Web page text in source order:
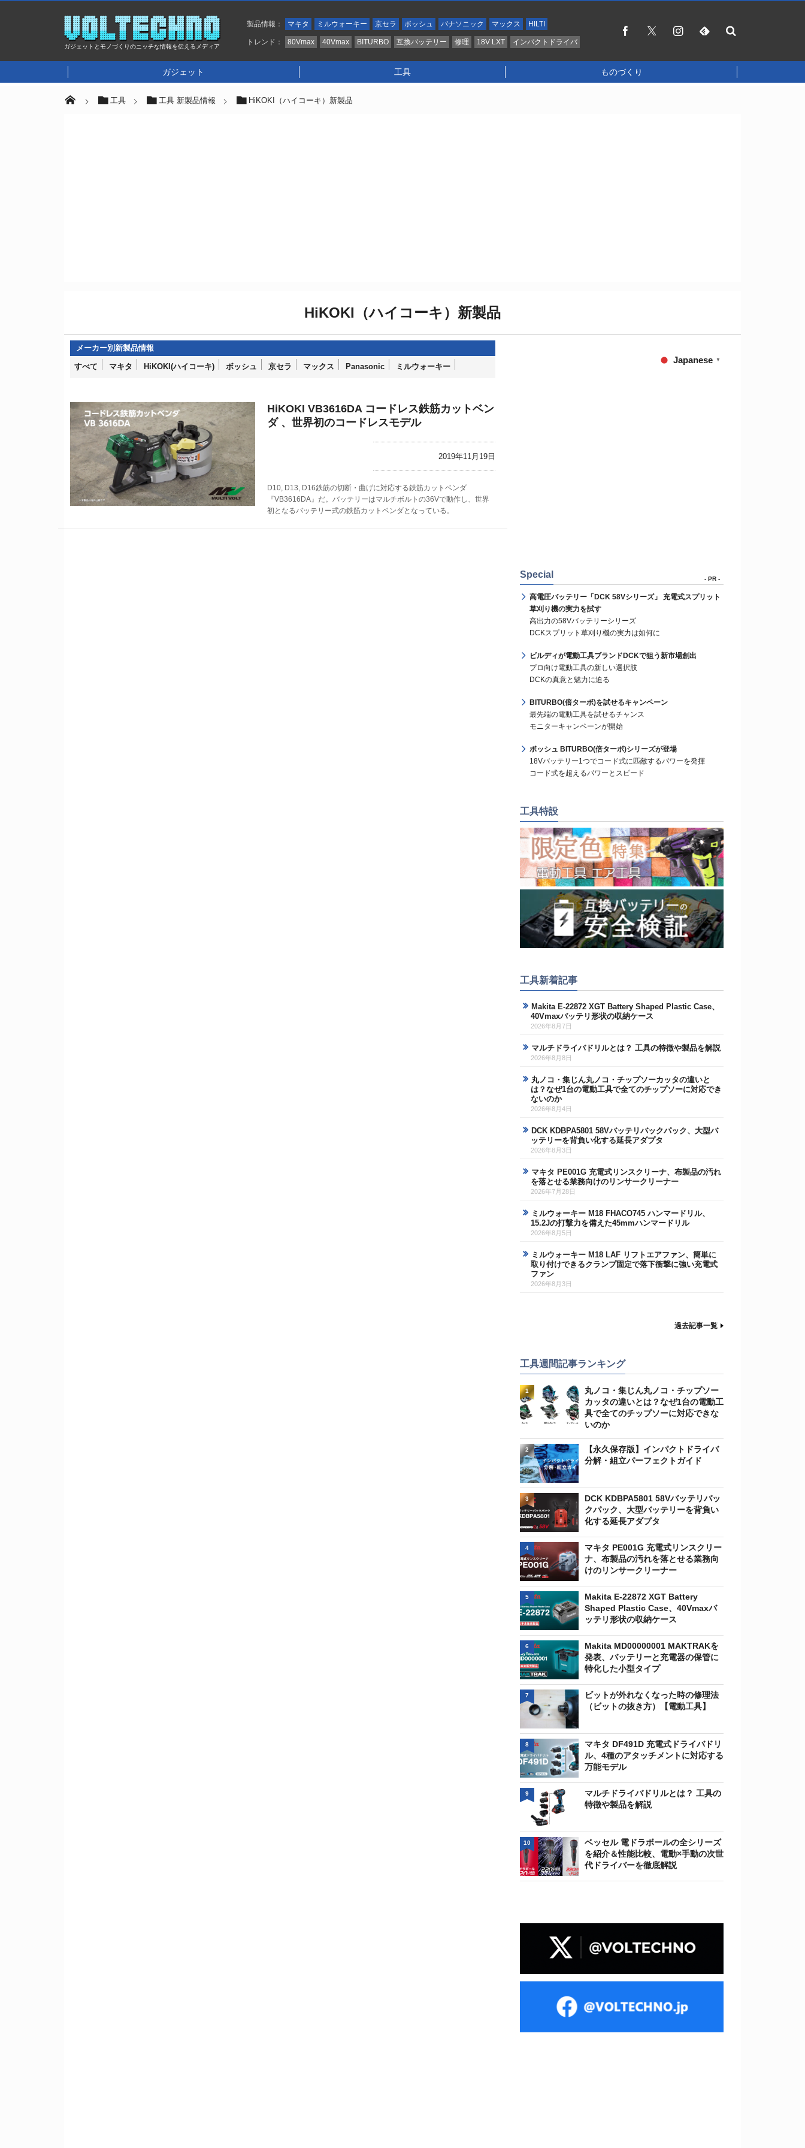
ガジェットとモノづくりのニッチな情報を伝えるメディア
製品情報： マキタ ミルウォーキー 京セラ ボッシュ パナソニック マックス HILTI
トレンド： 80Vmax 40Vmax BITURBO 互換バッテリー 修理 18V LXT インパクトドライバ
ガジェット 工具 ものづくり
工具 工具 新製品情報 HiKOKI（ハイコーキ）新製品
HiKOKI（ハイコーキ）新製品
すべて マキタ HiKOKI(ハイコーキ) ボッシュ 京セラ マックス Panasonic ミルウォーキー
HiKOKI VB3616DA コードレス鉄筋カットベン
ダ 、世界初のコードレスモデル
2019年11月19日
D10, D13, D16鉄筋の切断・曲げに対応する鉄筋カットベンダ
『VB3616DA』だ。バッテリーはマルチボルトの36Vで動作し、世界
初となるバッテリー式の鉄筋カットベンダとなっている。
Japanese ▼
Special - PR -
高電圧バッテリー「DCK 58Vシリーズ」 充電式スプリット
草刈り機の実力を試す
高出力の58Vバッテリーシリーズ
DCKスプリット草刈り機の実力は如何に
ビルディが電動工具ブランドDCKで狙う新市場創出
プロ向け電動工具の新しい選択肢
DCKの真意と魅力に迫る
BITURBO(倍ターボ)を試せるキャンペーン
最先端の電動工具を試せるチャンス
モニターキャンペーンが開始
ボッシュ BITURBO(倍ターボ)シリーズが登場
18Vバッテリー1つでコード式に匹敵するパワーを発揮
コード式を超えるパワーとスピード
工具特設
工具新着記事
Makita E-22872 XGT Battery Shaped Plastic Case、
40Vmaxバッテリ形状の収納ケース
2026年8月7日
マルチドライバドリルとは？ 工具の特徴や製品を解説
2026年8月8日
丸ノコ・集じん丸ノコ・チップソーカッタの違いと
は？なぜ1台の電動工具で全てのチップソーに対応でき
ないのか
2026年8月4日
DCK KDBPA5801 58Vバッテリバックパック、大型バ
ッテリーを背負い化する延長アダプタ
2026年8月3日
マキタ PE001G 充電式リンスクリーナ、布製品の汚れ
を落とせる業務向けのリンサークリーナー
2026年7月28日
ミルウォーキー M18 FHACO745 ハンマードリル、
15.2Jの打撃力を備えた45mmハンマードリル
2026年8月5日
ミルウォーキー M18 LAF リフトエアファン、簡単に
取り付けできるクランプ固定で落下衝撃に強い充電式
ファン
2026年8月3日
過去記事一覧
工具週間記事ランキング
丸ノコ・集じん丸ノコ・チップソー
カッタの違いとは？なぜ1台の電動工
具で全てのチップソーに対応できな
いのか
1
【永久保存版】インパクトドライバ
分解・組立パーフェクトガイド
2
DCK KDBPA5801 58Vバッテリバッ
クパック、大型バッテリーを背負い
化する延長アダプタ
3
マキタ PE001G 充電式リンスクリー
ナ、布製品の汚れを落とせる業務向
けのリンサークリーナー
4
Makita E-22872 XGT Battery
Shaped Plastic Case、40Vmaxバ
ッテリ形状の収納ケース
5
Makita MD00000001 MAKTRAKを
発表、バッテリーと充電器の保管に
特化した小型タイプ
6
ビットが外れなくなった時の修理法
（ビットの抜き方）【電動工具】
7
マキタ DF491D 充電式ドライバドリ
ル、4種のアタッチメントに対応する
万能モデル
8
マルチドライバドリルとは？ 工具の
特徴や製品を解説
9
ベッセル 電ドラボールの全シリーズ
を紹介＆性能比較、電動×手動の次世
代ドライバーを徹底解説
10